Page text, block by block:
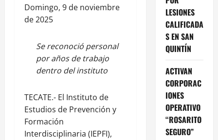
Domingo, 9 de noviembre
de 2025
Se reconoció personal
por años de trabajo
dentro del instituto
TECATE.- El Instituto de
Estudios de Prevención y
Formación
Interdisciplinaria (IEPFI),
LESIONES
CALIFICADA
S EN SAN
QUINTÍN
ACTIVAN
CORPORAC
IONES
OPERATIVO
“ROSARITO
SEGURO”